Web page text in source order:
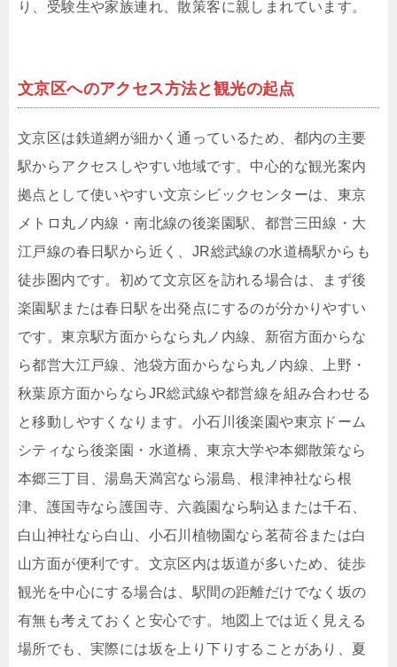
り、受験生や家族連れ、散策客に親しまれています。
文京区へのアクセス方法と観光の起点
文京区は鉄道網が細かく通っているため、都内の主要
駅からアクセスしやすい地域です。中心的な観光案内
拠点として使いやすい文京シビックセンターは、東京
メトロ丸ノ内線・南北線の後楽園駅、都営三田線・大
江戸線の春日駅から近く、JR総武線の水道橋駅からも
徒歩圏内です。初めて文京区を訪れる場合は、まず後
楽園駅または春日駅を出発点にするのが分かりやすい
です。東京駅方面からなら丸ノ内線、新宿方面からな
ら都営大江戸線、池袋方面からなら丸ノ内線、上野・
秋葉原方面からならJR総武線や都営線を組み合わせる
と移動しやすくなります。小石川後楽園や東京ドーム
シティなら後楽園・水道橋、東京大学や本郷散策なら
本郷三丁目、湯島天満宮なら湯島、根津神社なら根
津、護国寺なら護国寺、六義園なら駒込または千石、
白山神社なら白山、小石川植物園なら茗荷谷または白
山方面が便利です。文京区内は坂道が多いため、徒歩
観光を中心にする場合は、駅間の距離だけでなく坂の
有無も考えておくと安心です。地図上では近く見える
場所でも、実際には坂を上り下りすることがあり、夏